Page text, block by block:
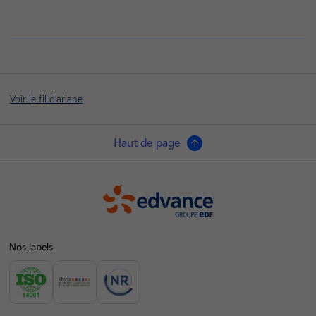
Voir le fil d'ariane
Haut de page
Nos labels